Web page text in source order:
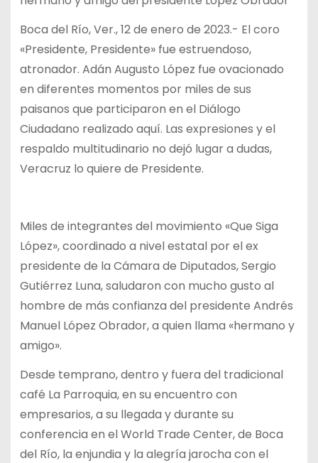
Boca del Río, Ver., 12 de enero de 2023.- El coro
«Presidente, Presidente» fue estruendoso,
atronador. Adán Augusto López fue ovacionado
en diferentes momentos por miles de sus
paisanos que participaron en el Diálogo
Ciudadano realizado aquí. Las expresiones y el
respaldo multitudinario no dejó lugar a dudas,
Veracruz lo quiere de Presidente.
Miles de integrantes del movimiento «Que Siga
López», coordinado a nivel estatal por el ex
presidente de la Cámara de Diputados, Sergio
Gutiérrez Luna, saludaron con mucho gusto al
hombre de más confianza del presidente Andrés
Manuel López Obrador, a quien llama «hermano y
amigo».
Desde temprano, dentro y fuera del tradicional
café La Parroquia, en su encuentro con
empresarios, a su llegada y durante su
conferencia en el World Trade Center, de Boca
del Río, la enjundia y la alegría jarocha con el